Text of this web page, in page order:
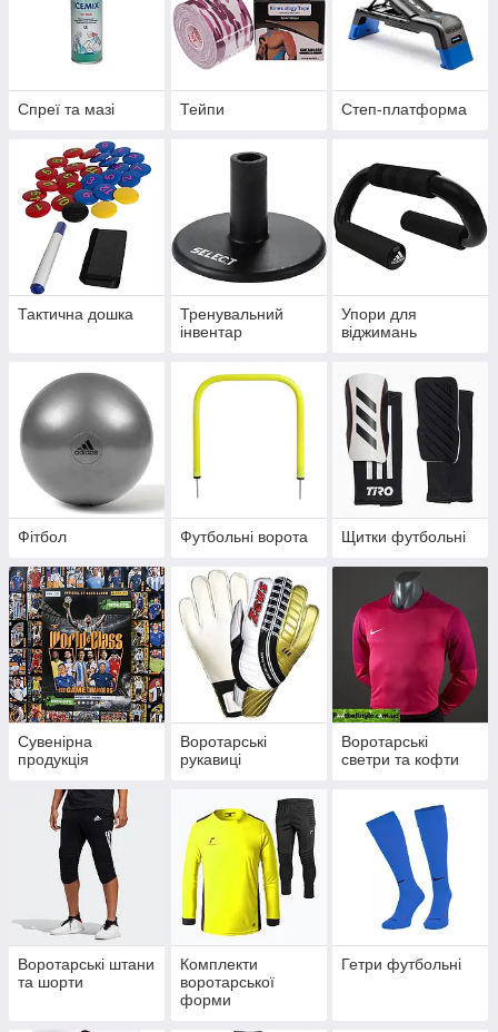
Спреї та мазі Тейпи Степ-платформа
Тактична дошка
Тренувальний
інвентар
Упори для
віджимань
Фітбол Футбольні ворота Щитки футбольні
Сувенірна
продукція
Воротарські
рукавиці
Воротарські
светри та кофти
Воротарські штани
та шорти
Комплекти
воротарської
форми
Гетри футбольні